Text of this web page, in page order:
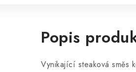
Popis
Vynikající steaková směs